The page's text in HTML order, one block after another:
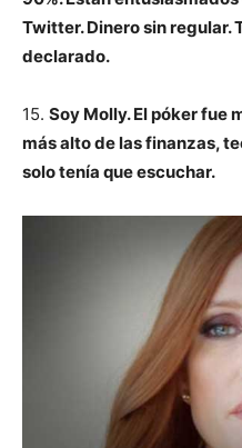
Twitter. Dinero sin regular.
declarado.
15. Soy Molly. El póker fue
más alto de las finanzas,
solo tenía que escuchar.